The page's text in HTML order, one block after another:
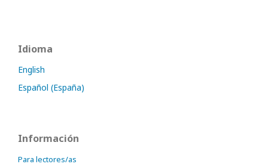
Idioma
English
Español (España)
Información
Para lectores/as